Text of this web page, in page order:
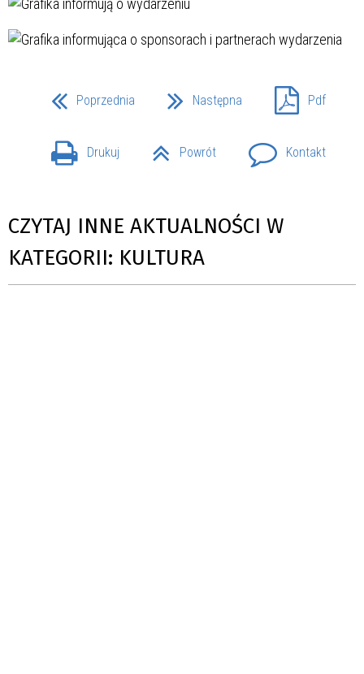
Poprzednia Następna Pdf
Drukuj Powrót Kontakt
CZYTAJ INNE AKTUALNOŚCI W
KATEGORII: KULTURA